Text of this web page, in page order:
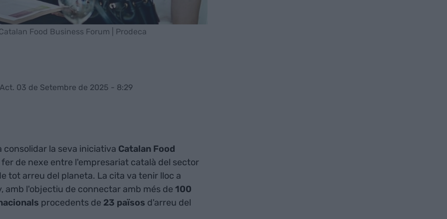
Food Business Forum | Prodeca
Act. 03 de Setembre de 2025 - 8:29
consolidar la seva iniciativa Catalan Food
de nexe entre l'empresariat català del sector
tot arreu del planeta. La cita va tenir lloc a
amb l'objectiu de connectar amb més de 100
procedents de 23 països d'arreu del